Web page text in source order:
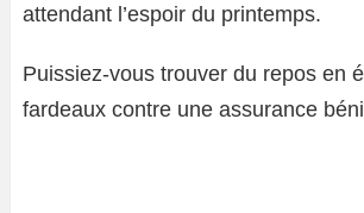
attendant l’espoir du printemps.
Puissiez-vous trouver du repos en
fardeaux contre une assurance